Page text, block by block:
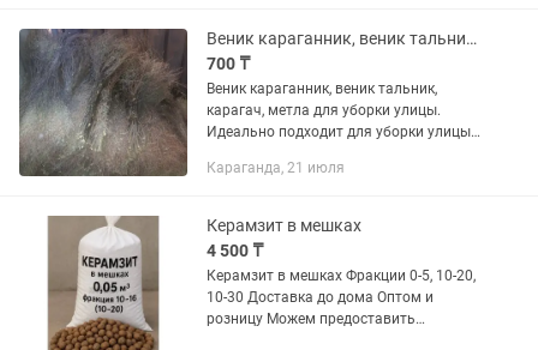
Веник караганник, веник тальник, карагач, метла для уборки улицы
700 ₸
Веник караганник, веник тальник,
карагач, метла для уборки улицы.
Идеально подходит для уборки улицы,
Плотная вязка, широкая рабочая
Караганда, 21 июля
Керамзит в мешках
4 500 ₸
Керамзит в мешках Фракции 0-5, 10-20,
10-30 Доставка до дома Оптом и
розницу Можем предоставить